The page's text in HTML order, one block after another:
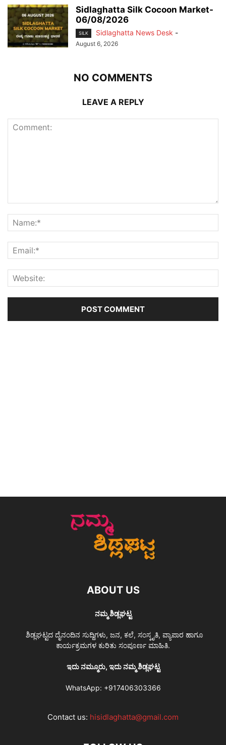
Sidlaghatta Silk Cocoon Market-
06/08/2026
SILK Sidlaghatta News Desk -
August 6, 2026
NO COMMENTS
LEAVE A REPLY
ABOUT US
ನಮ್ಮ ಶಿಡ್ಲಘಟ್ಟ
ಶಿಡ್ಲಘಟ್ಟದ ದೈನಂದಿನ ಸುದ್ದಿಗಳು, ಜನ, ಕಲೆ, ಸಂಸ್ಕೃತಿ, ವ್ಯಾಪಾರ ಹಾಗೂ
ಕಾರ್ಯಕ್ರಮಗಳ ಕುರಿತು ಸಂಪೂರ್ಣ ಮಾಹಿತಿ.
ಇದು ನಮ್ಮೂರು, ಇದು ನಮ್ಮ ಶಿಡ್ಲಘಟ್ಟ
WhatsApp: +917406303366
Contact us: hisidlaghatta@gmail.com